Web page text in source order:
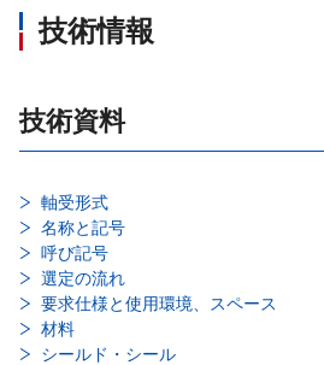
技術情報
技術資料
軸受形式
名称と記号
呼び記号
選定の流れ
要求仕様と使用環境、スペース
材料
シールド・シール